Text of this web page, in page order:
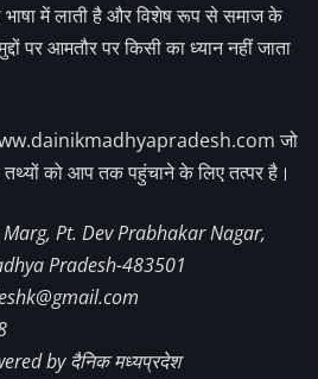
में लाती है और विशेष रूप से समाज के
पर आमतौर पर किसी का ध्यान नहीं जाता
जो
को आप तक पहुंचाने के लिए तत्पर है।
Pt. Dev Prabhakar Nagar,
Pradesh-483501
byदैनिक मध्यप्रदेश